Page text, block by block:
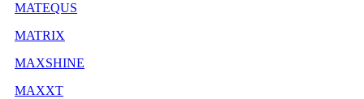
MATEQUS
MATRIX
MAXSHINE
MAXXT